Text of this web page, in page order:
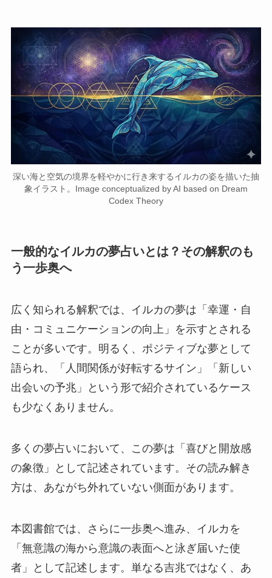
深い海と空気の境界を軽やかに行き来するイルカの姿を描いた抽
象イラスト。Image conceptualized by AI based on Dream
Codex Theory
一般的なイルカの夢占いとは？その解釈のも
う一歩奥へ
広く知られる解釈では、イルカの夢は「幸運・自
由・コミュニケーションの向上」を示すとされる
ことが多いです。明るく、ポジティブな夢として
語られ、「人間関係が好転するサイン」「新しい
出会いの予兆」という形で紹介されているケース
も少なくありません。
多くの夢占いにおいて、この夢は「喜びと開放感
の象徴」として記述されています。その読み解き
方は、あながち外れていない側面があります。
本図書館では、さらに一歩奥へ進み、イルカを
「無意識の海から意識の表面へと泳ぎ届いた使
者」として記述します。単なる吉兆ではなく、あ